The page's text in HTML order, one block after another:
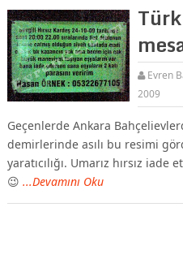
Türk
Evren
2009
Geçenlerde Ankara
demirlerinde asılı bu resimi
yaratıcılığı. Umarız hırsız
😉 ...Devamını Oku